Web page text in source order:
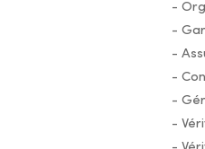
-
-
-
-
-
-